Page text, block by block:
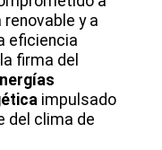
y a
eficiencia
firma del
impulsado
del clima de